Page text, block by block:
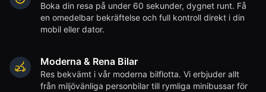
Boka din resa på under 60 sekunder, dygnet runt. Få
en omedelbar bekräftelse och full kontroll direkt i din
mobil eller dator.
Moderna & Rena Bilar
Res bekvämt i vår moderna bilflotta. Vi erbjuder allt
från miljövänliga personbilar till rymliga minibussar för